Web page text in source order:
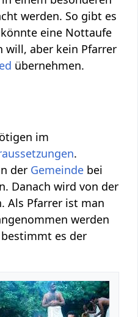
werden. So gibt es
könnte eine Nottaufe
will, aber kein Pfarrer
übernehmen.
im
.
der Gemeinde bei
Danach wird von der
Als Pfarrer ist man
werden
es der